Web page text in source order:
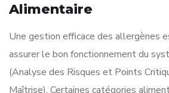
Alimentaire
Une gestion efficace des allergènes
assurer le bon fonctionnement du
(Analyse des Risques et Points
Maîtrise). Certaines catégories